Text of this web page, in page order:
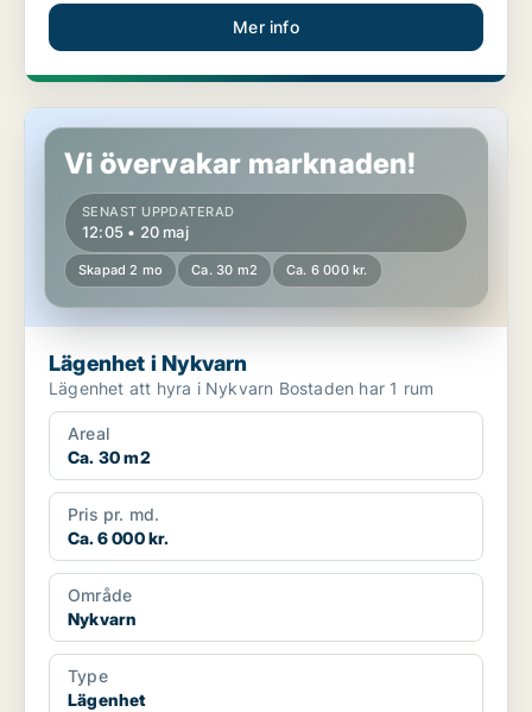
Mer info
Lägenhet i Nykvarn
Vi övervakar marknaden!
SENAST UPPDATERAD
12:05 • 20 maj
Skapad 2 mo Ca. 30 m2 Ca. 6 000 kr.
Lägenhet i Nykvarn
Lägenhet att hyra i Nykvarn Bostaden har 1 rum
Areal
Ca. 30 m2
Pris pr. md.
Ca. 6 000 kr.
Område
Nykvarn
Type
Lägenhet